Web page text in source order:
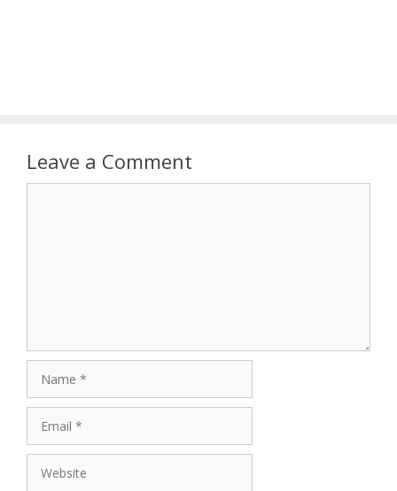
Leave a Comment
Website